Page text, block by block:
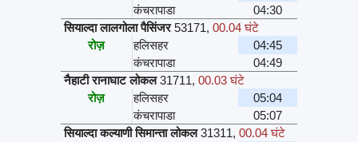
कंचरापाडा
04:30
सियाल्दा लालगोला पैसिंजर 53171, 00.04 घंटे
रोज़
हलिसहर
04:45
कंचरापाडा
04:49
नैहाटी रानाघाट लोकल 31711, 00.03 घंटे
रोज़
हलिसहर
05:04
कंचरापाडा
05:07
सियाल्दा कल्याणी सिमान्ता लोकल 31311, 00.04 घंटे